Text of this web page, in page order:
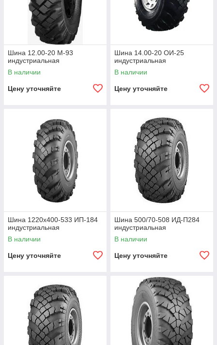
Шина 12.00-20 М-93
индустриальная
В наличии
Цену уточняйте
Шина 14.00-20 ОИ-25
индустриальная
В наличии
Цену уточняйте
Шина 1220х400-533 ИП-184
индустриальная
В наличии
Цену уточняйте
Шина 500/70-508 ИД-П284
индустриальная
В наличии
Цену уточняйте